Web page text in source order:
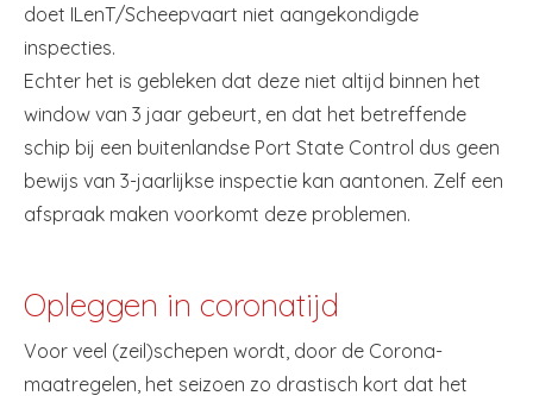
doet ILenT/Scheepvaart niet aangekondigde
inspecties.
Echter het is gebleken dat deze niet altijd binnen het
window van 3 jaar gebeurt, en dat het betreffende
schip bij een buitenlandse Port State Control dus geen
bewijs van 3-jaarlijkse inspectie kan aantonen. Zelf een
afspraak maken voorkomt deze problemen.
Opleggen in coronatijd
Voor veel (zeil)schepen wordt, door de Corona-
maatregelen, het seizoen zo drastisch kort dat het